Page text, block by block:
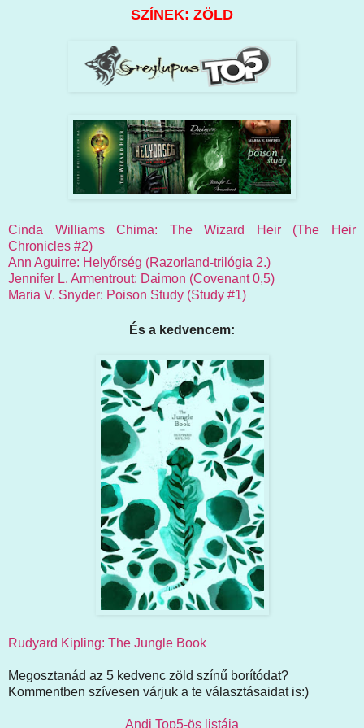
SZÍNEK: ZÖLD
Cinda Williams Chima: The Wizard Heir (The Heir
Chronicles #2)
Ann Aguirre: Helyőrség (Razorland-trilógia 2.)
Jennifer L. Armentrout: Daimon (Covenant 0,5)
Maria V. Snyder: Poison Study (Study #1)
És a kedvencem:
Rudyard Kipling: The Jungle Book
Megosztanád az 5 kedvenc zöld színű borítódat?
Kommentben szívesen várjuk a te választásaidat is:)
Andi Top5-ös listája